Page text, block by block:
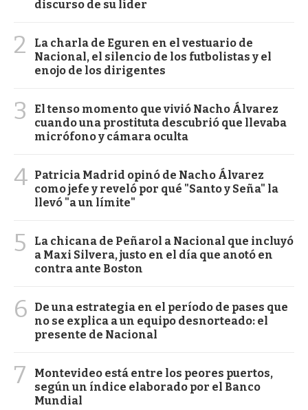
discurso de su líder
2
La charla de Eguren en el vestuario de
Nacional, el silencio de los futbolistas y el
enojo de los dirigentes
3
El tenso momento que vivió Nacho Álvarez
cuando una prostituta descubrió que llevaba
micrófono y cámara oculta
4 Patricia Madrid opinó de Nacho Álvarez
como jefe y reveló por qué "Santo y Seña" la
llevó "a un límite"
5
La chicana de Peñarol a Nacional que incluyó
a Maxi Silvera, justo en el día que anotó en
contra ante Boston
6
De una estrategia en el período de pases que
no se explica a un equipo desnorteado: el
presente de Nacional
7
Montevideo está entre los peores puertos,
según un índice elaborado por el Banco
Mundial